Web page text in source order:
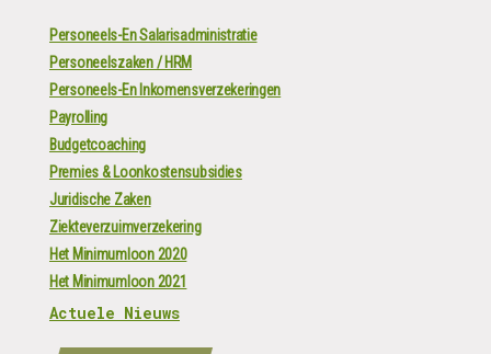
Personeels-En Salarisadministratie
Personeelszaken / HRM
Personeels-En Inkomensverzekeringen
Payrolling
Budgetcoaching
Premies & Loonkostensubsidies
Juridische Zaken
Ziekteverzuimverzekering
Het Minimumloon 2020
Het Minimumloon 2021
Actuele Nieuws